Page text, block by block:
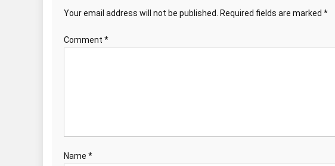
Your email address will not be published. Required fields are marked *
Comment *
Name *